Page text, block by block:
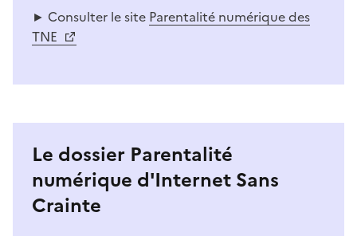
► Consulter le site Parentalité numérique des
TNE
Le dossier Parentalité
numérique d'Internet Sans
Crainte